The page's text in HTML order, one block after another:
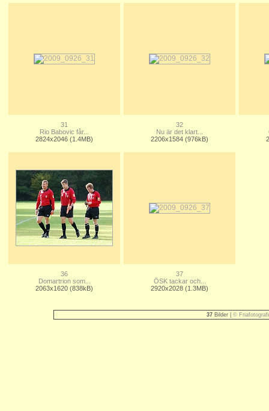
31
Rio Babovic får...
2824x2046 (1.4MB)
32
Nu är det klart...
2206x1584 (976kB)
36
Domartrion som...
2063x1620 (838kB)
37
ÖSK tackar och...
2920x2028 (1.3MB)
37 Bilder | ©